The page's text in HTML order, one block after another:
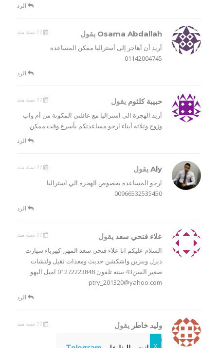
الرد
Osama Abdallah يقول
أريد أن أهاجر إلى أستراليا ممكن المساعده
01142004745
الرد
حبيبة كلثوم يقول
أريد الهجرة الى استراليا مع عائلتي المكونة من أم واب
وزوج وثلاثة أبناء ارجو مساعدتكم بأسرع وقت ممكن
الرد
Aly يقول
ارجو المساعده بخصوص الهجره الي استراليا
00966532535450
الرد
علاء فتحي سعد يقول
السلام عليكم انا علاء فتحي سعد المهن كهرباء سيارت
ديزل وبنزين واشكشن حديث ومعدات ثقيل ولنشات
صغير السن43 سنة تلفون 01272223848 اميل اليهو
ptry_201320@yahoo.com
الرد
وليد خاطر يقول
Walidkhater52@yahoo